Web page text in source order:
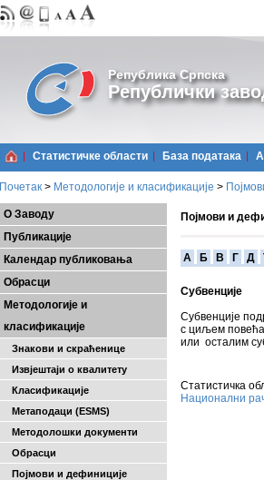
Република Српска
Републички
Статистичке области Базa података
Почетак > Методологије и класификације >
О Заводу
Публикације
Календар публиковања
Обрасци
Методологије и
класификације
Знакови и скраћенице
Извјештаји о квалитету
Класификације
Метаподаци (ESMS)
Методолошки документи
Обрасци
Појмови и дефиниције
Појмови и
A Б В Г Д
Субвенције
Субвенције
с циљем
или осталим
Статистичка
Национални